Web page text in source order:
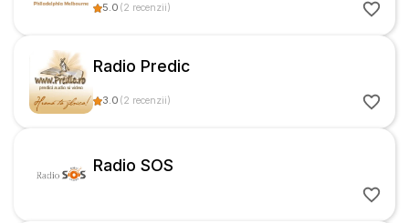
5.0 (2 recenzii)
Radio Predic
3.0 (2 recenzii)
Radio SOS